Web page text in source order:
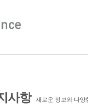
사항 새로운 정보와 다양